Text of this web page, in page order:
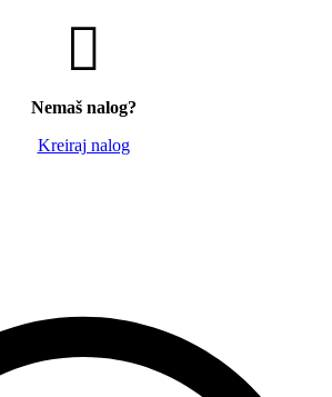
Nemaš nalog?
Kreiraj nalog